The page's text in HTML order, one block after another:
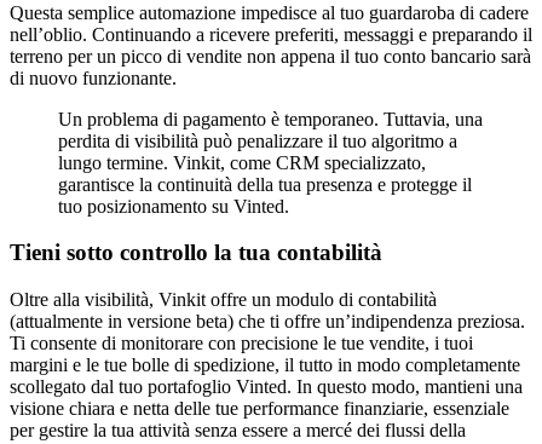
Questa semplice automazione impedisce al tuo guardaroba di cadere
nell’oblio. Continuando a ricevere preferiti, messaggi e preparando il
terreno per un picco di vendite non appena il tuo conto bancario sarà
di nuovo funzionante.
Un problema di pagamento è temporaneo. Tuttavia, una
perdita di visibilità può penalizzare il tuo algoritmo a
lungo termine. Vinkit, come CRM specializzato,
garantisce la continuità della tua presenza e protegge il
tuo posizionamento su Vinted.
Tieni sotto controllo la tua contabilità
Oltre alla visibilità, Vinkit offre un modulo di contabilità
(attualmente in versione beta) che ti offre un’indipendenza preziosa.
Ti consente di monitorare con precisione le tue vendite, i tuoi
margini e le tue bolle di spedizione, il tutto in modo completamente
scollegato dal tuo portafoglio Vinted. In questo modo, mantieni una
visione chiara e netta delle tue performance finanziarie, essenziale
per gestire la tua attività senza essere a mercé dei flussi della